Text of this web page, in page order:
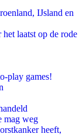
IJsland en
laatst op de rode
play games!
mag weg
heeft,